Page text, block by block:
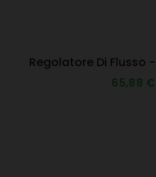
Regolatore Di Flusso
65,88 €